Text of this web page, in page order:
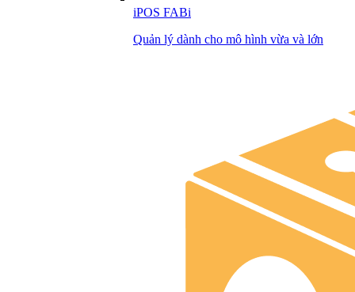
iPOS FABi
Quản lý dành cho mô hình vừa và lớn